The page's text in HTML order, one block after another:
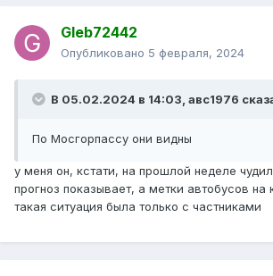
Gleb72442
Опубликовано 5 февраля, 2024
В 05.02.2024 в 14:03, авс1976
По Мосгорпассу они видны
у меня он, кстати, на прошлой неделе
прогноз показывает, а метки автобусов на
такая ситуация была только с частниками